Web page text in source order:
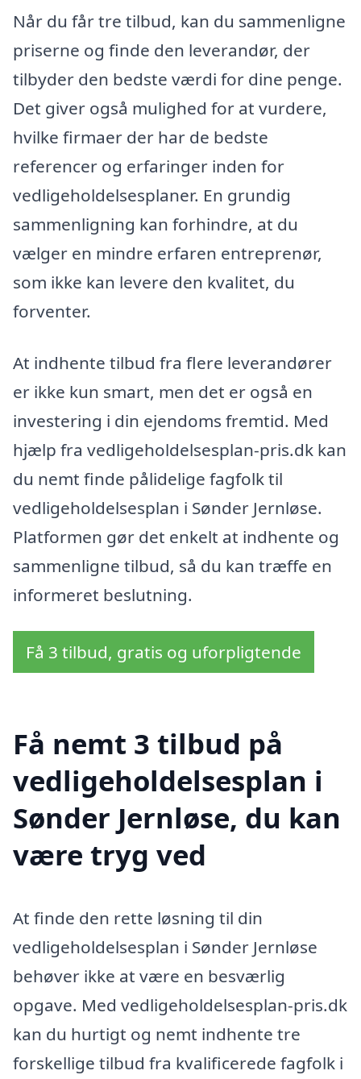
Når du får tre tilbud, kan du sammenligne
priserne og finde den leverandør, der
tilbyder den bedste værdi for dine penge.
Det giver også mulighed for at vurdere,
hvilke firmaer der har de bedste
referencer og erfaringer inden for
vedligeholdelsesplaner. En grundig
sammenligning kan forhindre, at du
vælger en mindre erfaren entreprenør,
som ikke kan levere den kvalitet, du
forventer.
At indhente tilbud fra flere leverandører
er ikke kun smart, men det er også en
investering i din ejendoms fremtid. Med
hjælp fra vedligeholdelsesplan-pris.dk kan
du nemt finde pålidelige fagfolk til
vedligeholdelsesplan i Sønder Jernløse.
Platformen gør det enkelt at indhente og
sammenligne tilbud, så du kan træffe en
informeret beslutning.
Få 3 tilbud, gratis og uforpligtende
Få nemt 3 tilbud på
vedligeholdelsesplan i
Sønder Jernløse, du kan
være tryg ved
At finde den rette løsning til din
vedligeholdelsesplan i Sønder Jernløse
behøver ikke at være en besværlig
opgave. Med vedligeholdelsesplan-pris.dk
kan du hurtigt og nemt indhente tre
forskellige tilbud fra kvalificerede fagfolk i